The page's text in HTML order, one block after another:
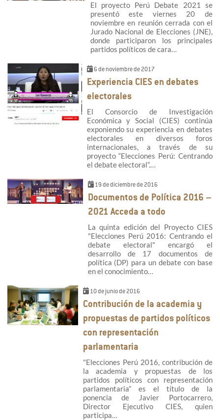
El proyecto Perú Debate 2021 se
presentó este viernes 20 de
noviembre en reunión cerrada con el
Jurado Nacional de Elecciones (JNE),
donde participaron los principales
partidos políticos de cara…
6 de noviembre de 2017
Experiencia CIES en debates
electorales
El Consorcio de Investigación
Económica y Social (CIES) continúa
exponiendo su experiencia en debates
electorales en diversos foros
internacionales, a través de su
proyecto “Elecciones Perú: Centrando
el debate electoral”.…
19 de diciembre de 2016
Documentos de Política 2016 –
2021 Acceda a todo
La quinta edición del Proyecto CIES
"Elecciones Perú 2016: Centrando el
debate electoral" encargó el
desarrollo de 17 documentos de
política (DP) para un debate con base
en el conocimiento…
10 de junio de 2016
Contribución de la academia y
propuestas de partidos políticos
con representación
parlamentaria
"Elecciones Perú 2016, contribución de
la academia y propuestas de los
partidos políticos con representación
parlamentaria” es el título de la
ponencia de Javier Portocarrero,
Director Ejecutivo CIES, quien
participa…